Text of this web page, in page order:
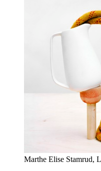
Marthe Elise Stamrud,